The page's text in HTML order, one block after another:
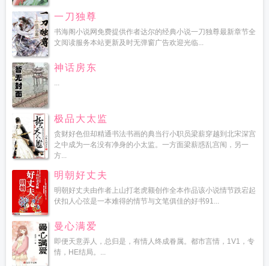
一刀独尊
书海阁小说网免费提供作者达尔的经典小说一刀独尊最新章节全
文阅读服务本站更新及时无弹窗广告欢迎光临...
神话房东
...
极品大太监
贪财好色但却精通书法书画的典当行小职员梁薪穿越到北宋深宫
之中成为一名没有净身的小太监。一方面梁薪惑乱宫闱，另一
方...
明朝好丈夫
明朝好丈夫由作者上山打老虎额创作全本作品该小说情节跌宕起
伏扣人心弦是一本难得的情节与文笔俱佳的好书91...
曼心满爱
即便天意弄人，总归是，有情人终成眷属。都市言情，1V1，专
情，HE结局。...